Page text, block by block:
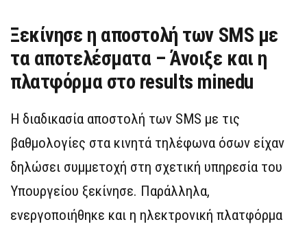
Ξεκίνησε η αποστολή των SMS με
τα αποτελέσματα – Άνοιξε και η
πλατφόρμα στο results minedu
H διαδικασία αποστολή των SMS με τις
βαθμολογίες στα κινητά τηλέφωνα όσων είχαν
δηλώσει συμμετοχή στη σχετική υπηρεσία του
Υπουργείου ξεκίνησε. Παράλληλα,
ενεργοποιήθηκε και η ηλεκτρονική πλατφόρμα